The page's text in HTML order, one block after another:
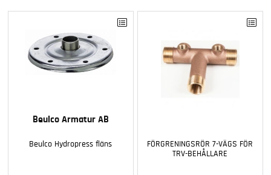
Beulco Armatur AB
Beulco Hydropress fläns
FÖRGRENINGSRÖR 7-VÄGS FÖR
TRV-BEHÅLLARE